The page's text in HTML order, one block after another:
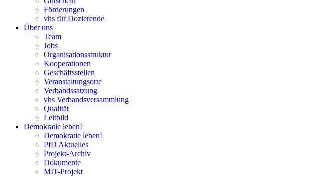
Förderungen
vhs für Dozierende
Über uns
Team
Jobs
Organisationsstruktur
Kooperationen
Geschäftsstellen
Veranstaltungsorte
Verbandssatzung
vhs Verbandsversammlung
Qualität
Leitbild
Demokratie leben!
Demokratie leben!
PfD Aktuelles
Projekt-Archiv
Dokumente
MIT-Projekt